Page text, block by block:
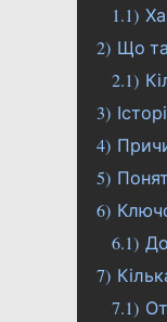
1.1)
2) Що
2.1)
3)
4)
5)
6)
6.1)
7)
7.1)